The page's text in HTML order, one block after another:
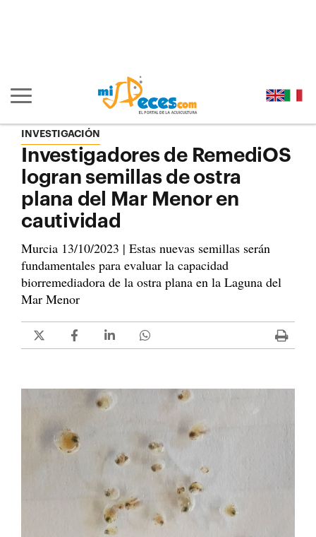
Mostrar/ocultar navegación principal
INVESTIGACIÓN
Investigadores de RemediOS
logran semillas de ostra
plana del Mar Menor en
cautividad
Murcia 13/10/2023 | Estas nuevas semillas serán
fundamentales para evaluar la capacidad
biorremediadora de la ostra plana en la Laguna del
Mar Menor